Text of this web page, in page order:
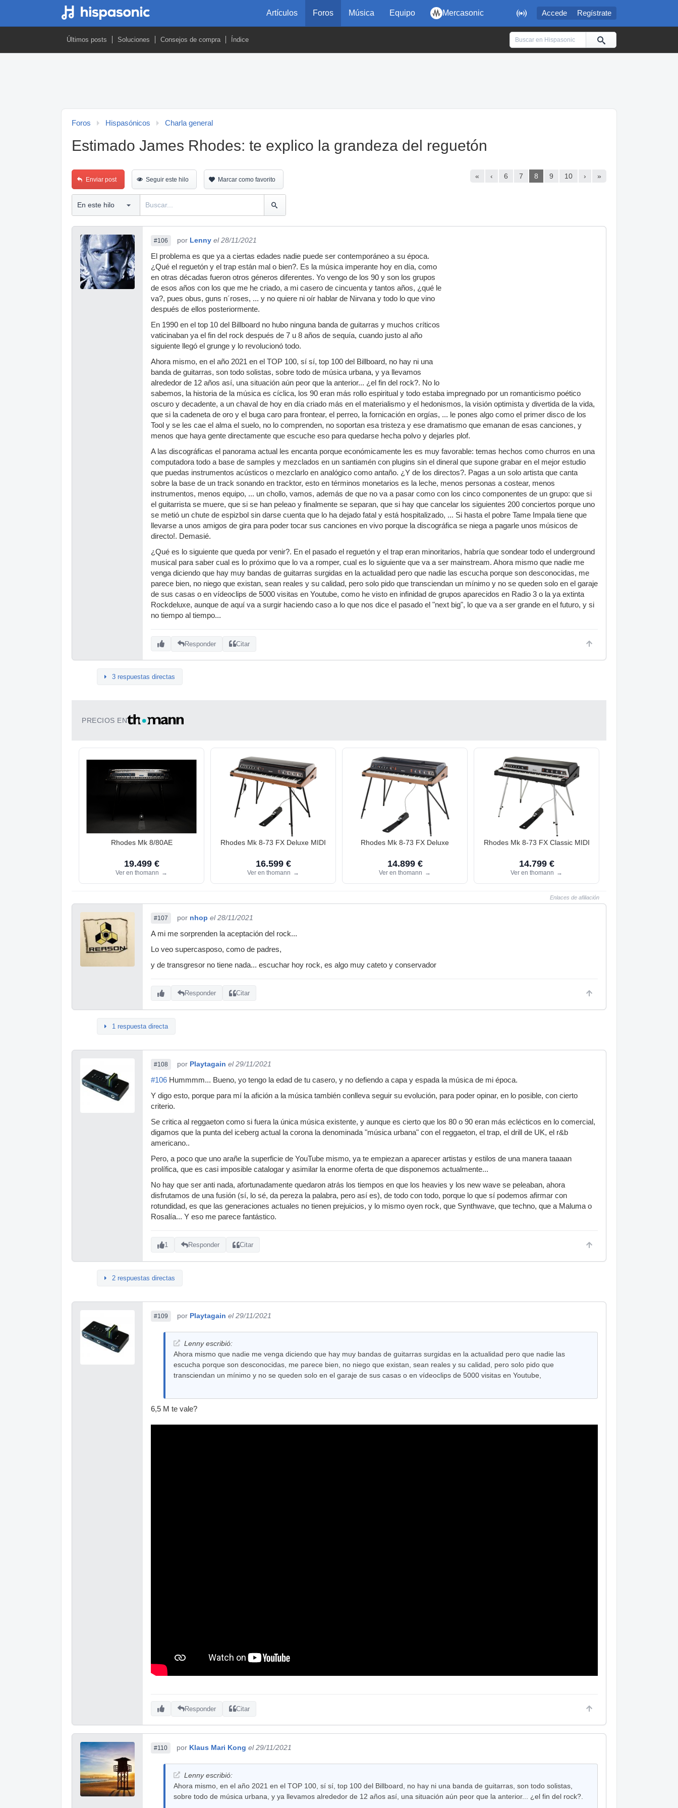
 Accede Regístrate
Artículos Foros Música Equipo Mercasonic
Últimos posts Soluciones Consejos de compra Índice
Foros Hispasónicos Charla general
Estimado James Rhodes: te explico la grandeza del reguetón
« ‹ 6 7 8 9 10 › »
Enviar post Seguir este hilo Marcar como favorito
#106 por Lenny el 28/11/2021
El problema es que ya a ciertas edades nadie puede ser contemporáneo a su época.
¿Qué el reguetón y el trap están mal o bien?. Es la música imperante hoy en día, como
en otras décadas fueron otros géneros diferentes. Yo vengo de los 90 y son los grupos
de esos años con los que me he criado, a mi casero de cincuenta y tantos años, ¿qué le
va?, pues obus, guns n´roses, ... y no quiere ni oír hablar de Nirvana y todo lo que vino
después de ellos posteriormente.
En 1990 en el top 10 del Billboard no hubo ninguna banda de guitarras y muchos críticos
vaticinaban ya el fin del rock después de 7 u 8 años de sequía, cuando justo al año
siguiente llegó el grunge y lo revolucionó todo.
Ahora mismo, en el año 2021 en el TOP 100, sí sí, top 100 del Billboard, no hay ni una
banda de guitarras, son todo solistas, sobre todo de música urbana, y ya llevamos
alrededor de 12 años así, una situación aún peor que la anterior... ¿el fin del rock?. No lo
sabemos, la historia de la música es cíclica, los 90 eran más rollo espiritual y todo estaba impregnado por un romanticismo poético
oscuro y decadente, a un chaval de hoy en día criado más en el materialismo y el hedonismos, la visión optimista y divertida de la vida,
que si la cadeneta de oro y el buga caro para frontear, el perreo, la fornicación en orgías, ... le pones algo como el primer disco de los
Tool y se les cae el alma el suelo, no lo comprenden, no soportan esa tristeza y ese dramatismo que emanan de esas canciones, y
menos que haya gente directamente que escuche eso para quedarse hecha polvo y dejarles plof.
A las discográficas el panorama actual les encanta porque económicamente les es muy favorable: temas hechos como churros en una
computadora todo a base de samples y mezclados en un santiamén con plugins sin el dineral que supone grabar en el mejor estudio
que puedas instrumentos acústicos o mezclarlo en analógico como antaño. ¿Y de los directos?. Pagas a un solo artista que canta
sobre la base de un track sonando en tracktor, esto en términos monetarios es la leche, menos personas a costear, menos
instrumentos, menos equipo, ... un chollo, vamos, además de que no va a pasar como con los cinco componentes de un grupo: que si
el guitarrista se muere, que si se han peleao y finalmente se separan, que si hay que cancelar los siguientes 200 conciertos porque uno
se metió un chute de espizbol sin darse cuenta que lo ha dejado fatal y está hospitalizado, ... Si hasta el pobre Tame Impala tiene que
llevarse a unos amigos de gira para poder tocar sus canciones en vivo porque la discográfica se niega a pagarle unos músicos de
directo!. Demasié.
¿Qué es lo siguiente que queda por venir?. En el pasado el reguetón y el trap eran minoritarios, habría que sondear todo el underground
musical para saber cual es lo próximo que lo va a romper, cual es lo siguiente que va a ser mainstream. Ahora mismo que nadie me
venga diciendo que hay muy bandas de guitarras surgidas en la actualidad pero que nadie las escucha porque son desconocidas, me
parece bien, no niego que existan, sean reales y su calidad, pero solo pido que transciendan un mínimo y no se queden solo en el garaje
de sus casas o en vídeoclips de 5000 visitas en Youtube, como he visto en infinidad de grupos aparecidos en Radio 3 o la ya extinta
Rockdeluxe, aunque de aquí va a surgir haciendo caso a lo que nos dice el pasado el "next big", lo que va a ser grande en el futuro, y si
no tiempo al tiempo...
Responder Citar
3 respuestas directas
PRECIOS EN
Rhodes Mk 8/80AE
19.499 €
Ver en thomann →
Rhodes Mk 8-73 FX Deluxe MIDI
16.599 €
Ver en thomann →
Rhodes Mk 8-73 FX Deluxe
14.899 €
Ver en thomann →
Rhodes Mk 8-73 FX Classic MIDI
14.799 €
Ver en thomann →
Enlaces de afiliación
#107 por nhop el 28/11/2021
A mi me sorprenden la aceptación del rock...
Lo veo supercasposo, como de padres,
y de transgresor no tiene nada... escuchar hoy rock, es algo muy cateto y conservador
Responder Citar
1 respuesta directa
#108 por Playtagain el 29/11/2021
#106 Hummmm... Bueno, yo tengo la edad de tu casero, y no defiendo a capa y espada la música de mi época.
Y digo esto, porque para mí la afición a la música también conlleva seguir su evolución, para poder opinar, en lo posible, con cierto
criterio.
Se critica al reggaeton como si fuera la única música existente, y aunque es cierto que los 80 o 90 eran más eclécticos en lo comercial,
digamos que la punta del iceberg actual la corona la denominada "música urbana" con el reggaeton, el trap, el drill de UK, el r&b
americano..
Pero, a poco que uno arañe la superficie de YouTube mismo, ya te empiezan a aparecer artistas y estilos de una manera taaaan
prolífica, que es casi imposible catalogar y asimilar la enorme oferta de que disponemos actualmente...
No hay que ser anti nada, afortunadamente quedaron atrás los tiempos en que los heavies y los new wave se peleaban, ahora
disfrutamos de una fusión (sí, lo sé, da pereza la palabra, pero así es), de todo con todo, porque lo que sí podemos afirmar con
rotundidad, es que las generaciones actuales no tienen prejuicios, y lo mismo oyen rock, que Synthwave, que techno, que a Maluma o
Rosalía... Y eso me parece fantástico.
1 Responder Citar
2 respuestas directas
#109 por Playtagain el 29/11/2021
Lenny escribió:
Ahora mismo que nadie me venga diciendo que hay muy bandas de guitarras surgidas en la actualidad pero que nadie las
escucha porque son desconocidas, me parece bien, no niego que existan, sean reales y su calidad, pero solo pido que
transciendan un mínimo y no se queden solo en el garaje de sus casas o en vídeoclips de 5000 visitas en Youtube,
6,5 M te vale?
Responder Citar
#110 por Klaus Mari Kong el 29/11/2021
Lenny escribió:
Ahora mismo, en el año 2021 en el TOP 100, sí sí, top 100 del Billboard, no hay ni una banda de guitarras, son todo solistas,
sobre todo de música urbana, y ya llevamos alrededor de 12 años así, una situación aún peor que la anterior... ¿el fin del rock?.